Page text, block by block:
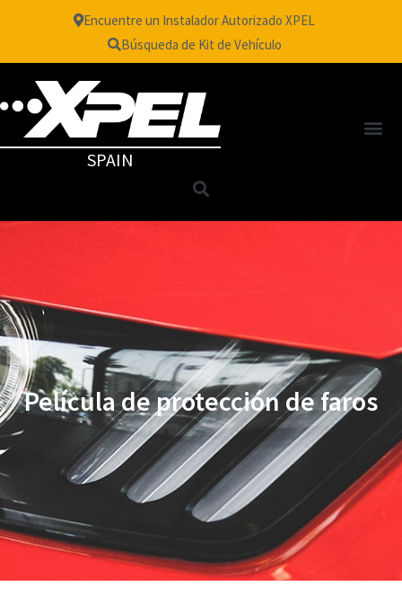
Encuentre un Instalador Autorizado XPEL
Búsqueda de Kit de Vehículo
SPAIN
Película de protección de faros